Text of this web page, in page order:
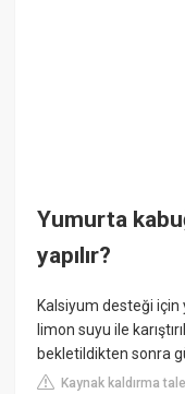
Yumurta
yapılır?
Kalsiyum desteği
limon suyu ile
bekletildikten sonra
Kaynak kaldırma